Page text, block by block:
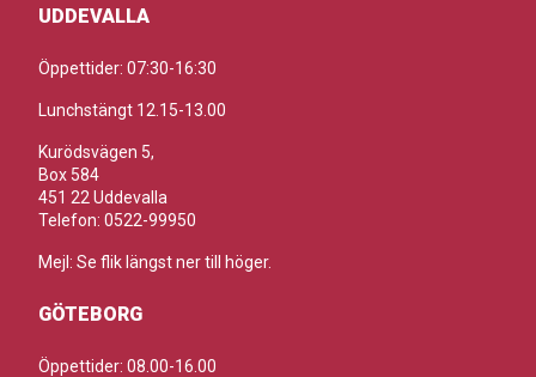
UDDEVALLA
Öppettider: 07:30-16:30
Lunchstängt 12.15-13.00
Kurödsvägen 5,
Box 584
451 22 Uddevalla
Telefon: 0522-99950
Mejl: Se flik längst ner till höger.
GÖTEBORG
Öppettider: 08.00-16.00